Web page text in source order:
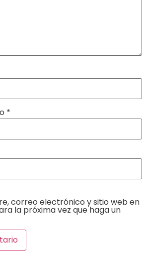
*
correo electrónico y sitio web en
la próxima vez que haga un